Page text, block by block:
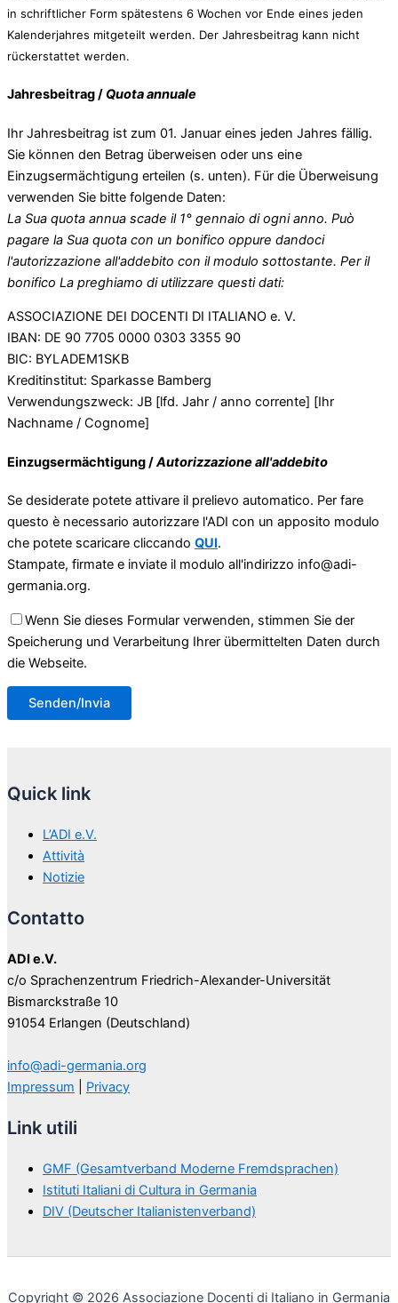
in schriftlicher Form spätestens 6 Wochen vor Ende eines jeden
Kalenderjahres mitgeteilt werden. Der Jahresbeitrag kann nicht
rückerstattet werden.
Jahresbeitrag / Quota annuale
Ihr Jahresbeitrag ist zum 01. Januar eines jeden Jahres fällig.
Sie können den Betrag überweisen oder uns eine
Einzugsermächtigung erteilen (s. unten). Für die Überweisung
verwenden Sie bitte folgende Daten:
La Sua quota annua scade il 1° gennaio di ogni anno. Può
pagare la Sua quota con un bonifico oppure dandoci
l'autorizzazione all'addebito con il modulo sottostante. Per il
bonifico La preghiamo di utilizzare questi dati:
ASSOCIAZIONE DEI DOCENTI DI ITALIANO e. V.
IBAN: DE 90 7705 0000 0303 3355 90
BIC: BYLADEM1SKB
Kreditinstitut: Sparkasse Bamberg
Verwendungszweck: JB [lfd. Jahr / anno corrente] [Ihr
Nachname / Cognome]
Einzugsermächtigung /Autorizzazione all'addebito
Se desiderate potete attivare il prelievo automatico. Per fare
questo è necessario autorizzare l'ADI con un apposito modulo
che potete scaricare cliccando QUI.
Stampate, firmate e inviate il modulo all'indirizzo info@adi-
germania.org.
Wenn Sie dieses Formular verwenden, stimmen Sie der
Speicherung und Verarbeitung Ihrer übermittelten Daten durch
die Webseite.
Quick link
L’ADI e.V.
Attività
Notizie
Contatto
ADI e.V.
c/o Sprachenzentrum Friedrich-Alexander-Universität
Bismarckstraße 10
91054 Erlangen (Deutschland)
info@adi-germania.org
Impressum
Privacy
Link utili
GMF (Gesamtverband Moderne Fremdsprachen)
Istituti Italiani di Cultura in Germania
DIV (Deutscher Italianistenverband)
Copyright © 2026 Associazione Docenti di Italiano in Germania